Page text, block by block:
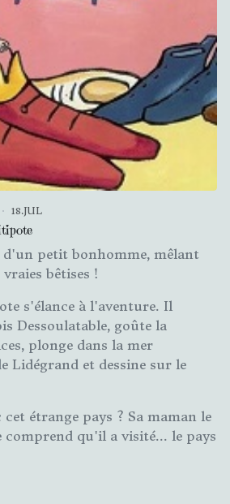
18.JUL
d'un petit bonhomme, mêlant
bêtises !
s'élance à l'aventure. Il
Dessoulatable, goûte la
plonge dans la mer
Lidégrand et dessine sur le
étrange pays ? Sa maman le
qu'il a visité... le pays